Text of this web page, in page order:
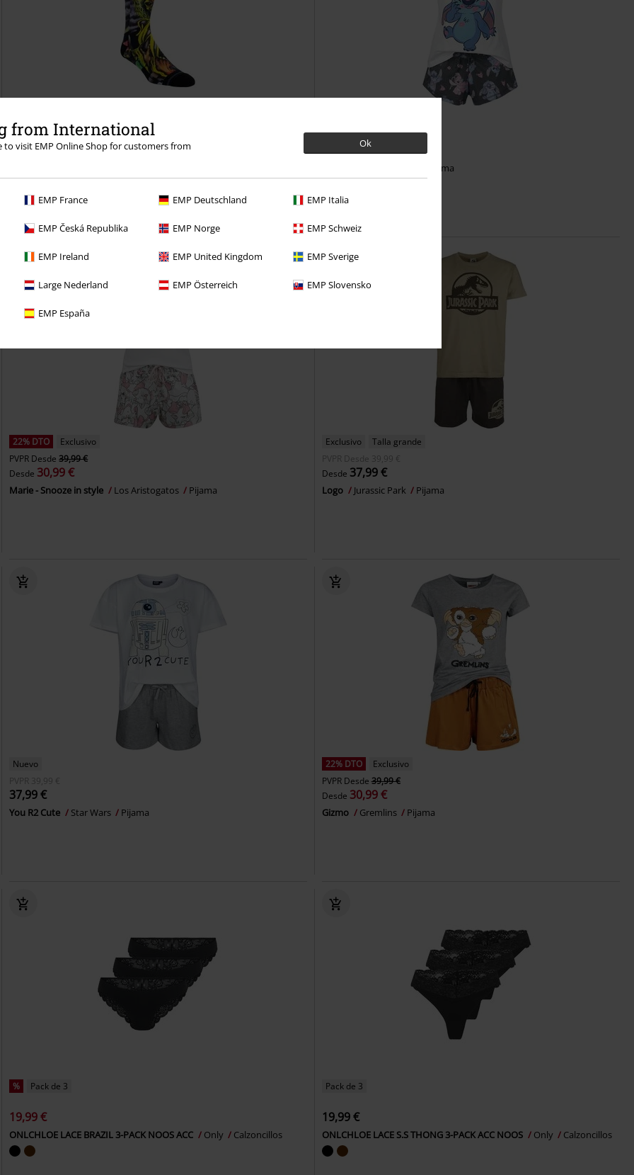
from International
to visit EMP Online Shop for customers from
Ok
EMP France EMP Deutschland EMP Italia
EMP Česká Republika EMP Norge EMP Schweiz
EMP Ireland EMP United Kingdom EMP Sverige
Large Nederland EMP Österreich EMP Slovensko
EMP España
10,99 €
PVPRDesde49,99 €
Desde32,29 €
Pijama
22% DTO
Exclusivo
PVPR Desde39,99 €
Desde 30,99 €
Marie - Snooze in style Los Aristogatos Pijama
Exclusivo
Talla grande
PVPR
Desde 39,99 €
Desde 37,99 €
Logo Jurassic Park Pijama
Nuevo
PVPR 39,99 €
37,99 €
You R2 Cute Star Wars Pijama
22% DTO
Exclusivo
PVPR Desde 39,99 €
Desde 30,99 €
Gizmo Gremlins Pijama
% Pack de 3
19,99 €
ONLCHLOE LACE BRAZIL 3-PACK NOOS ACC Only Calzoncillos
Pack de 3
19,99 €
ONLCHLOE LACE S.S THONG 3-PACK ACC NOOS Only Calzoncillos